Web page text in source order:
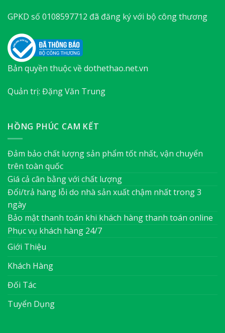
GPKD số 0108597712 đã đăng ký với bộ công thương
Bản quyền thuộc về dothethao.net.vn
Quản trị: Đặng Văn Trung
HỒNG PHÚC CAM KẾT
Đảm bảo chất lượng sản phẩm tốt nhất, vận chuyển
trên toàn quốc
Giá cả cân bằng với chất lượng
Đổi/trả hàng lỗi do nhà sản xuất chậm nhất trong 3
ngày
Bảo mật thanh toán khi khách hàng thanh toán online
Phục vụ khách hàng 24/7
Giới Thiệu
Khách Hàng
Đối Tác
Tuyển Dụng